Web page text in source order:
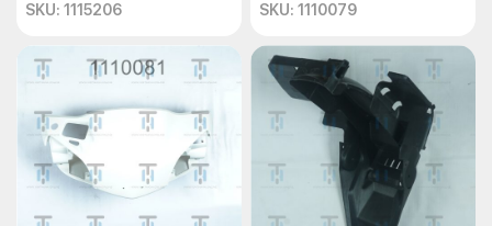
SKU: 1115206
SKU: 1110079